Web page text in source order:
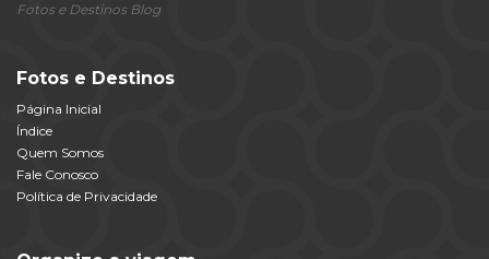
Fotos e Destinos Blog
Fotos e Destinos
Página Inicial
Índice
Quem Somos
Fale Conosco
Política de Privacidade